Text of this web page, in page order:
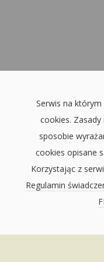
Serwis na
cookies.
sposobie
cookies opisane
Korzystając z
Regulamin